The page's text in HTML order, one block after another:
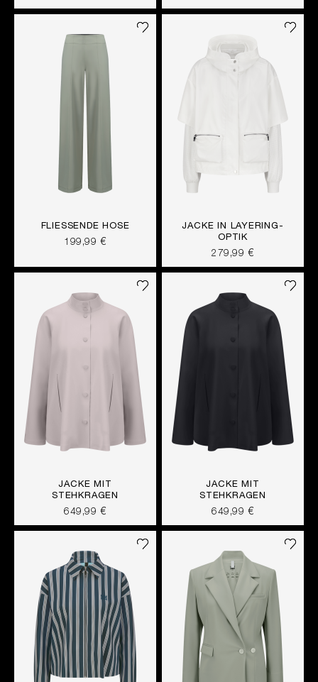
FLIESSENDE HOSE
199,99 €
JACKE IN LAYERING-
OPTIK
279,99 €
JACKE MIT
STEHKRAGEN
649,99 €
JACKE MIT
STEHKRAGEN
649,99 €